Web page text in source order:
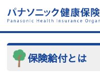
保険給付とは